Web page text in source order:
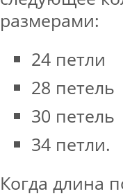
размерами:
24 петли
28 петель
30 петель
34 петли.
Когда длина